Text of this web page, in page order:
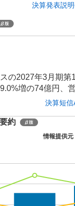
決算発表説
の2027年3月期第
増の74億円、
な増収増益を達成
想も上方修正され
で、年間配当は前
決算短
約
情報提供元